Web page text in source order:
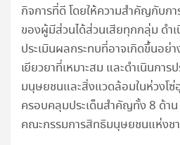
กิจการที่ดี โดยให้ความสำคัญกับก
ของผู้มีส่วนได้ส่วนเสียทุกกลุ่ม ดำ
ประเมินผลกระทบที่อาจเกิดขึ้นอย่
เยียวยาที่เหมาะสม และดำเนินกา
มนุษยชนและสิ่งแวดล้อมในห่วงโซ่
ครอบคลุมประเด็นสำคัญทั้ง 8 ด้า
คณะกรรมการสิทธิมนุษยชนแห่งช